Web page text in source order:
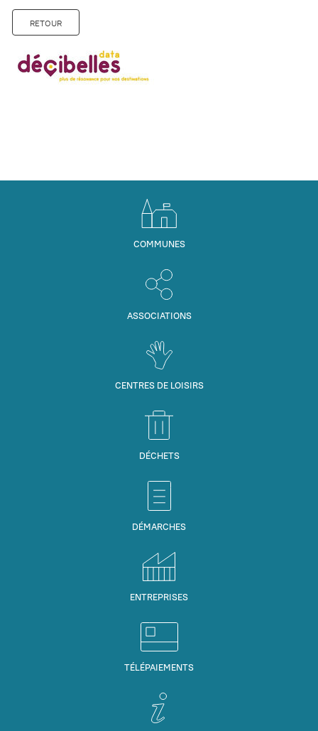
RETOUR
COMMUNES
ASSOCIATIONS
CENTRES DE LOISIRS
DÉCHETS
DÉMARCHES
ENTREPRISES
TÉLÉPAIEMENTS